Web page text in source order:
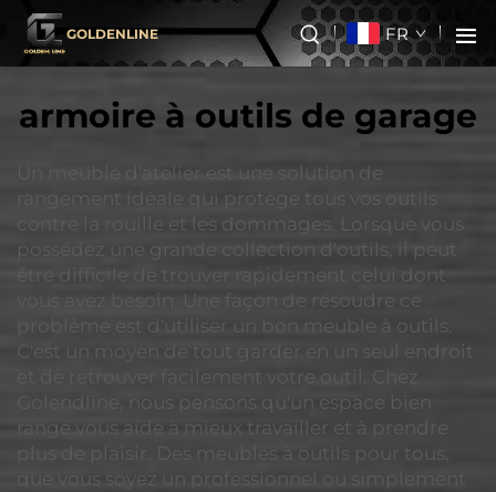
GOLDENLINE FR
armoire à outils de garage
Un meuble d'atelier est une solution de
rangement idéale qui protège tous vos outils
contre la rouille et les dommages. Lorsque vous
possédez une grande collection d'outils, il peut
être difficile de trouver rapidement celui dont
vous avez besoin. Une façon de résoudre ce
problème est d'utiliser un bon meuble à outils.
C'est un moyen de tout garder en un seul endroit
et de retrouver facilement votre outil. Chez
Golendline, nous pensons qu'un espace bien
rangé vous aide à mieux travailler et à prendre
plus de plaisir. Des meubles à outils pour tous,
que vous soyez un professionnel ou simplement